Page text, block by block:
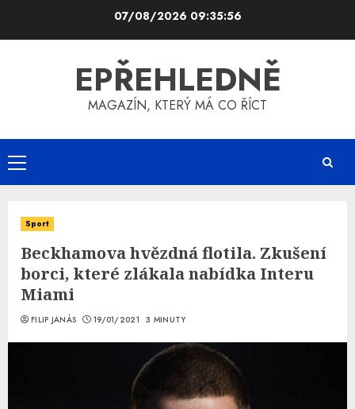
07/08/2026 09:35:57
EPŘEHLEDNĚ
MAGAZÍN, KTERÝ MÁ CO ŘÍCT
Primary
Menu
Sport
Beckhamova hvězdná flotila. Zkušení
borci, které zlákala nabídka Interu
Miami
FILIP JANÁS 19/01/2021 3 MINUTY